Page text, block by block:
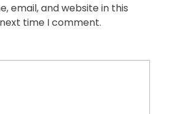
email, and website in this
time I comment.